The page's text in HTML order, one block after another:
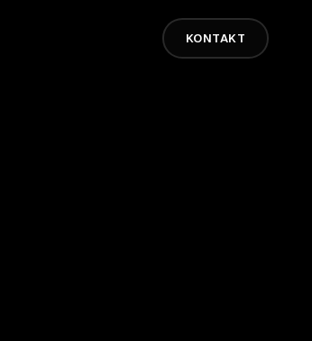
KONTAKT